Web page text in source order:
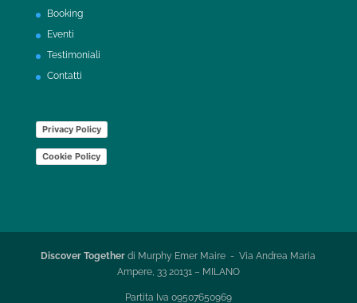
Booking
Eventi
Testimoniali
Contatti
Privacy Policy
Cookie Policy
Discover Together di Murphy Emer Maire - Via Andrea Maria
Ampere, 33 20131 – MILANO
Partita Iva 09507650969